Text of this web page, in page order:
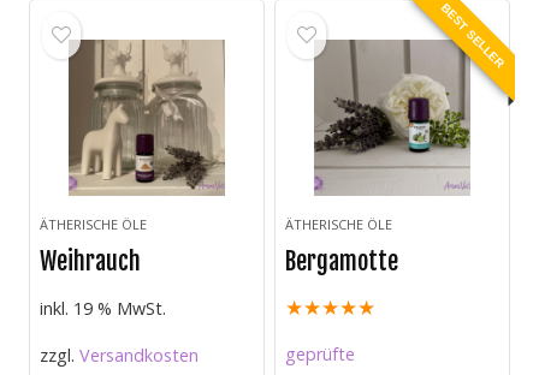
ÄTHERISCHE ÖLE
Weihrauch
inkl. 19 % MwSt.
zzgl.Versandkosten
BEST SELLER
ÄTHERISCHE ÖLE
Bergamotte
★★★★★
geprüfte